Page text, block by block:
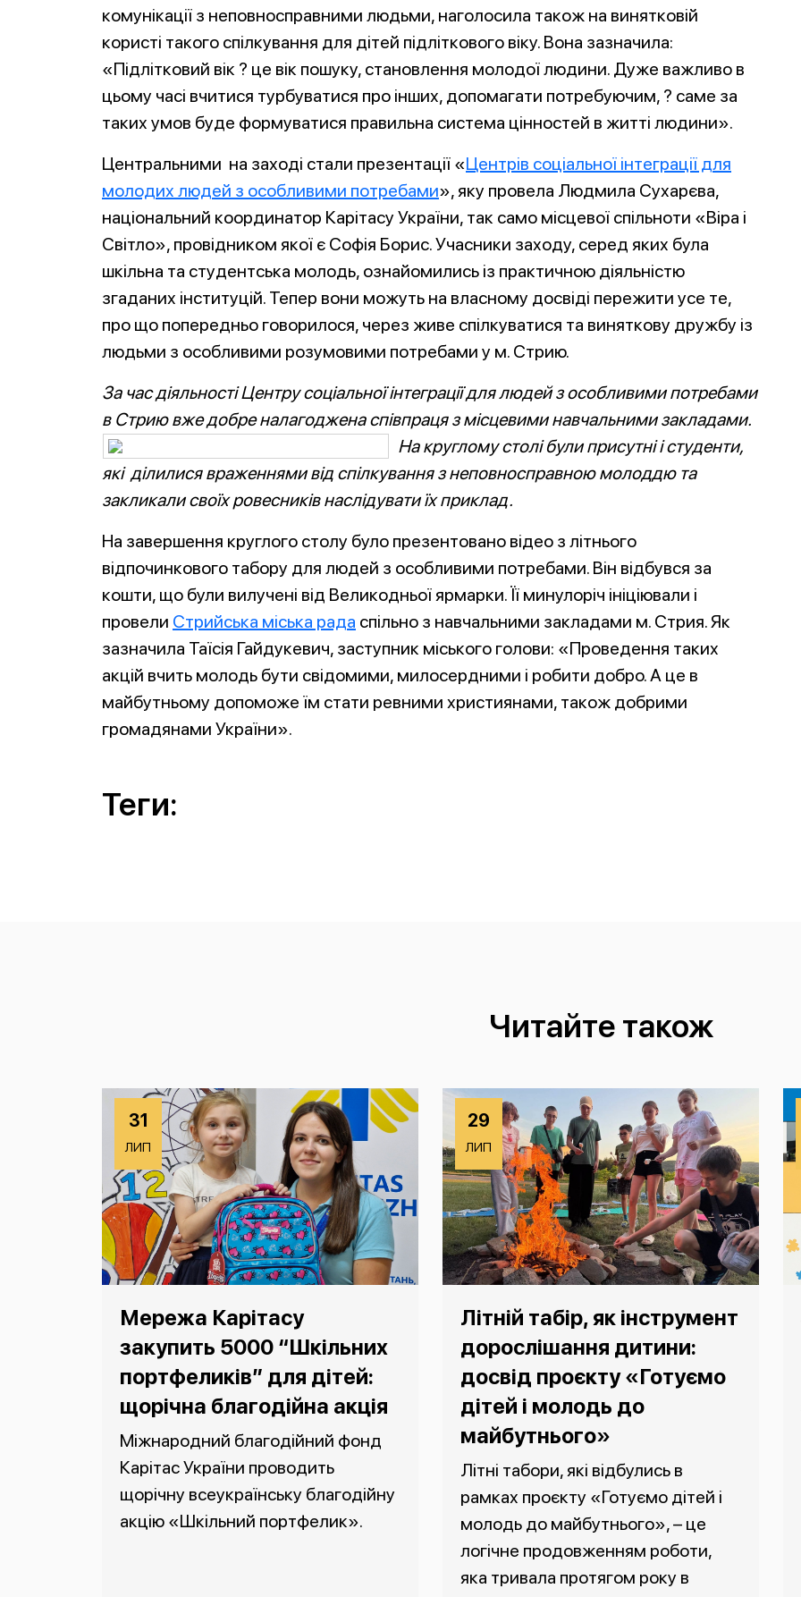
комунікації з неповносправними людьми, наголосила також на винятковій
користі такого спілкування для дітей підліткового віку. Вона зазначила:
«Підлітковий вік ? це вік пошуку, становлення молодої людини. Дуже важливо в
цьому часі вчитися турбуватися про інших, допомагати потребуючим, ? саме за
таких умов буде формуватися правильна система цінностей в житті людини».
Центральними на заході стали презентації «Центрів соціальної інтеграції для
молодих людей з особливими потребами», яку провела Людмила Сухарєва,
національний координатор Карітасу України, так само місцевої спільноти «Віра і
Світло», провідником якої є Софія Борис. Учасники заходу, серед яких була
шкільна та студентська молодь, ознайомились із практичною діяльністю
згаданих інституцій. Тепер вони можуть на власному досвіді пережити усе те,
про що попередньо говорилося, через живе спілкуватися та виняткову дружбу із
людьми з особливими розумовими потребами у м. Стрию.
За час діяльності Центру соціальної інтеграції для людей з особливими потребами
в Стрию вже добре налагоджена співпраця з місцевими навчальними закладами.
На круглому столі були присутні і студенти,
які ділилися враженнями від спілкування з неповносправною молоддю та
закликали своїх ровесників наслідувати їх приклад.
На завершення круглого столу було презентовано відео з літнього
відпочинкового табору для людей з особливими потребами. Він відбувся за
кошти, що були вилучені від Великодньої ярмарки. Її минулоріч ініціювали і
провели Стрийська міська рада спільно з навчальними закладами м. Стрия. Як
зазначила Таїсія Гайдукевич, заступник міського голови: «Проведення таких
акцій вчить молодь бути свідомими, милосердними і робити добро. А це в
майбутньому допоможе їм стати ревними християнами, також добрими
громадянами України».
Теги:
Читайте також
31
ЛИП
Мережа Карітасу
закупить 5000 “Шкільних
портфеликів” для дітей:
щорічна благодійна акція
Міжнародний благодійний фонд
Карітас України проводить
щорічну всеукраїнську благодійну
акцію «Шкільний портфелик».
29
ЛИП
Літній табір, як інструмент
дорослішання дитини:
досвід проєкту «Готуємо
дітей і молодь до
майбутнього»
Літні табори, які відбулись в
рамках проєкту «Готуємо дітей і
молодь до майбутнього», – це
логічне продовженням роботи,
яка тривала протягом року в